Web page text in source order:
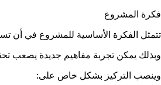
فكرة المشروع
تتمثل الفكرة الأساسية للمشروع في أن
وبذلك يمكن تجربة مفاهيم جديدة يصعب
وينصب التركيز بشكل خاص على: